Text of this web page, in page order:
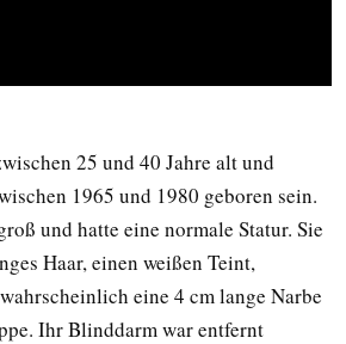
25 und 40 Jahre alt und
1965 und 1980 geboren sein.
und hatte eine normale Statur. Sie
Haar, einen weißen Teint,
eine 4 cm lange Narbe
Ihr Blinddarm war entfernt